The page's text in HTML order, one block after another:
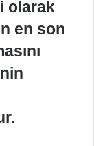
olarak
en son